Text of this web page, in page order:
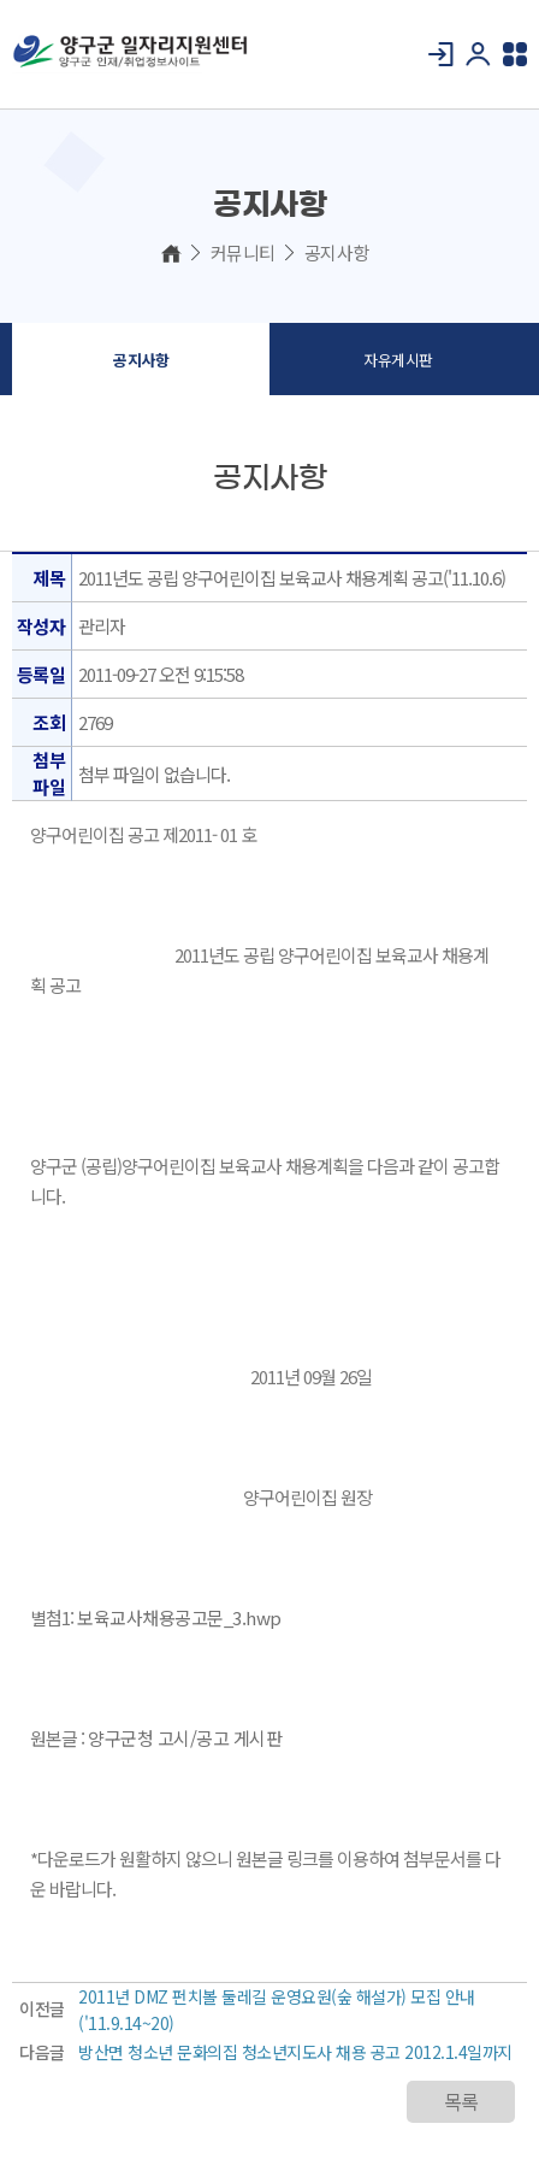
공지사항
커뮤니티 공지사항
공지사항 자유게시판
공지사항
제목 2011년도 공립 양구어린이집 보육교사 채용계획 공고('11.10.6)
작성자 관리자
등록일
2011-09-27 오전 9:15:58
조회 2769
첨부
파일
첨부 파일이 없습니다.
양구어린이집 공고 제2011- 01 호
2011년도 공립 양구어린이집 보육교사 채용계
획 공고
양구군 (공립)양구어린이집 보육교사 채용계획을 다음과 같이 공고합
니다.
2011년 09월 26일
양구어린이집 원장
별첨1:보육교사채용공고문_3.hwp
원본글 :양구군청 고시/공고 게시판
*다운로드가 원활하지 않으니 원본글 링크를 이용하여 첨부문서를 다
운 바랍니다.
이전글
2011년 DMZ 펀치볼 둘레길 운영요원(숲 해설가) 모집 안내
('11.9.14~20)
다음글
방산면 청소년 문화의집 청소년지도사 채용 공고 2012.1.4일까지
목록